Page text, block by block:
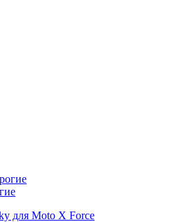
для Moto X Force